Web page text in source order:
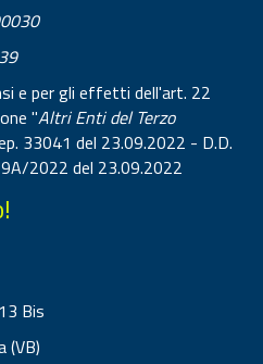
e per gli effetti dell'art. 22
"Altri Enti del Terzo
33041 del 23.09.2022 - D.D.
2022 del 23.09.2022
Bis
(VB)